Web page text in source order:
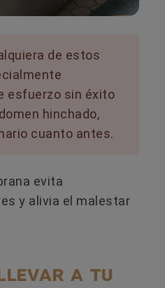
de estos
esfuerzo sin éxito
hinchado,
cuanto antes.
evita
y alivia el malestar
llevar a tu